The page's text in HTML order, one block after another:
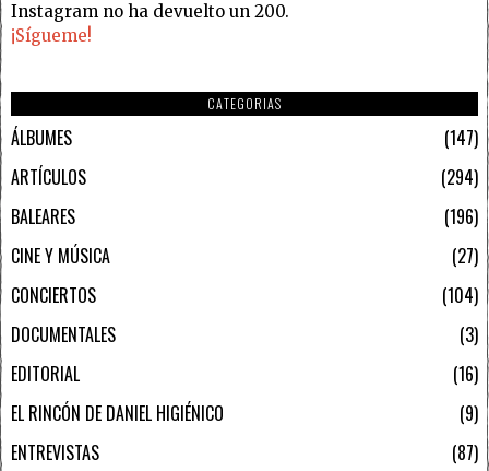
Instagram no ha devuelto un 200.
¡Sígueme!
CATEGORIAS
ÁLBUMES
147
ARTÍCULOS
294
BALEARES
196
CINE Y MÚSICA
27
CONCIERTOS
104
DOCUMENTALES
3
EDITORIAL
16
EL RINCÓN DE DANIEL HIGIÉNICO
9
ENTREVISTAS
87